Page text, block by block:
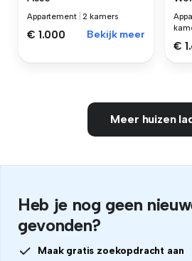
Appartement |2 kamers
€ 1.000 Bekijk meer
€
Meer huizen
Heb je nog geen
gevonden?
Maak gratis zoekopdracht aan